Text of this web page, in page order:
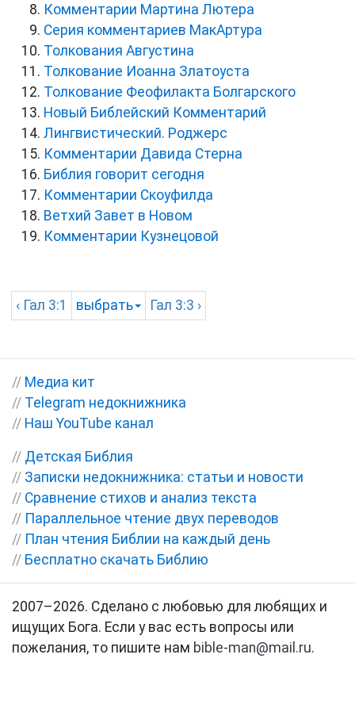
Комментарии Мартина Лютера
Серия комментариев МакАртура
Толкования Августина
Толкование Иоанна Златоуста
Толкование Феофилакта Болгарского
Новый Библейский Комментарий
Лингвистический. Роджерс
Комментарии Давида Стерна
Библия говорит сегодня
Комментарии Скоуфилда
Ветхий Завет в Новом
Комментарии Кузнецовой
‹ Гал 3:1 выбрать Гал 3:3 ›
// Медиа кит
// Telegram недокнижника
// Наш YouTube канал
// Детская Библия
// Записки недокнижника: статьи и новости
// Сравнение стихов и анализ текста
// Параллельное чтение двух переводов
// План чтения Библии на каждый день
// Бесплатно скачать Библию
2007–2026. Сделано с любовью для любящих и
ищущих Бога. Если у вас есть вопросы или
пожелания, то пишите нам bible-man@mail.ru.